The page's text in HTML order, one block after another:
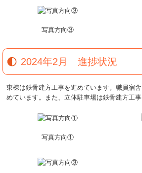
写真方向③
2024年2月 進捗状況
東棟は鉄骨建方工事を進めています。職員宿
めています。また、立体駐車場は鉄骨建方工事
写真方向①